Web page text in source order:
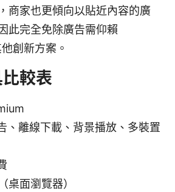
商家也更傾向以貼近內容的廣
此完全免除廣告需仰賴
創新方案。
較表
、離線下載、背景播放、多裝置
桌面瀏覽器）